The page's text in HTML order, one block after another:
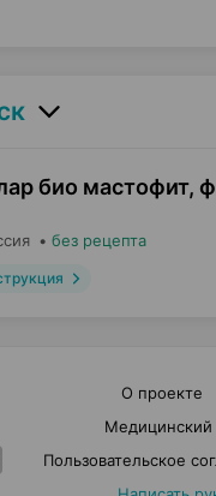
био мастофит,
• без рецепта
О проекте
Медицинский
Пользовательское